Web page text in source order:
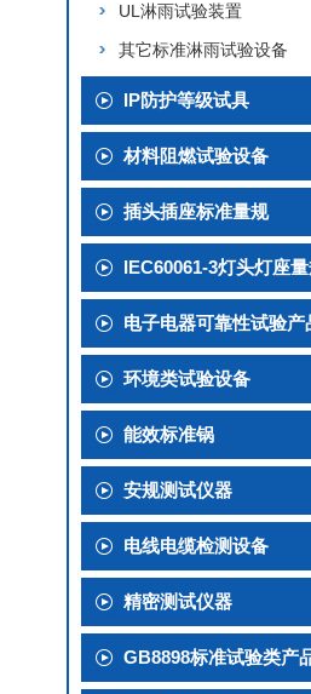
UL淋雨试验装置
其它标准淋雨试验设备
IP防护等级试具
材料阻燃试验设备
插头插座标准量规
IEC60061-3灯头灯座
电子电器可靠性试验产
环境类试验设备
能效标准锅
安规测试仪器
电线电缆检测设备
精密测试仪器
GB8898标准试验类产